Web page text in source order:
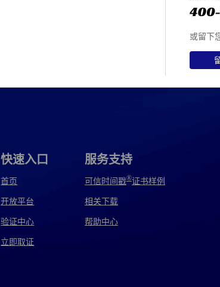
或留下
快速入口
首页
开放平台
验证中心
立即取证
服务支持
可信时间戳®证书样例
相关下载
帮助中心